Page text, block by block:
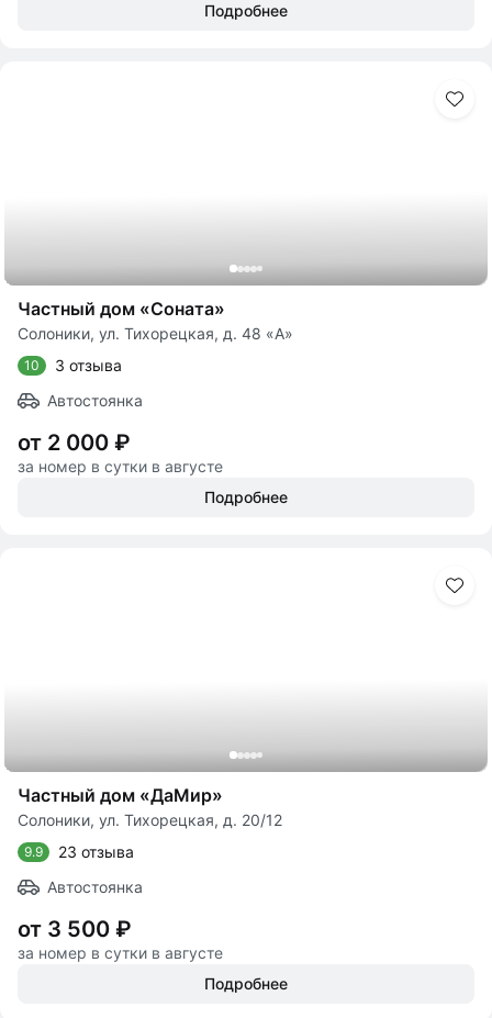
Подробнее
Частный дом «Соната»
Солоники, ул. Тихорецкая, д. 48 «А»
10
3 отзыва
Автостоянка
от 2 000 ₽
за номер в сутки в августе
Подробнее
Частный дом «ДаМир»
Солоники, ул. Тихорецкая, д. 20/12
9.9
23 отзыва
Автостоянка
от 3 500 ₽
за номер в сутки в августе
Подробнее